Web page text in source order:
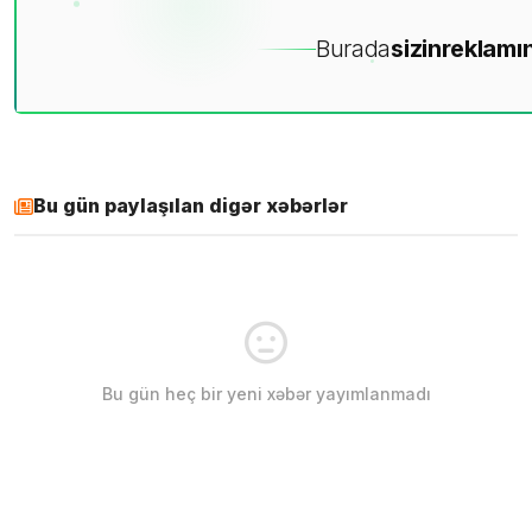
Buradasizin
Bu gün paylaşılan digər xəbərlər
Bu gün heç bir yeni xəbər yayımlanmadı